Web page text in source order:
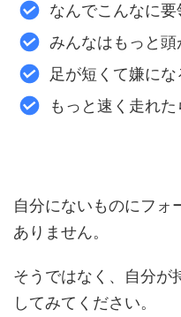
なんでこんなに要
みんなはもっと頭
足が短くて嫌にな
もっと速く走れた
自分にないものにフォ
ありません。
そうではなく、自分が
してみてください。